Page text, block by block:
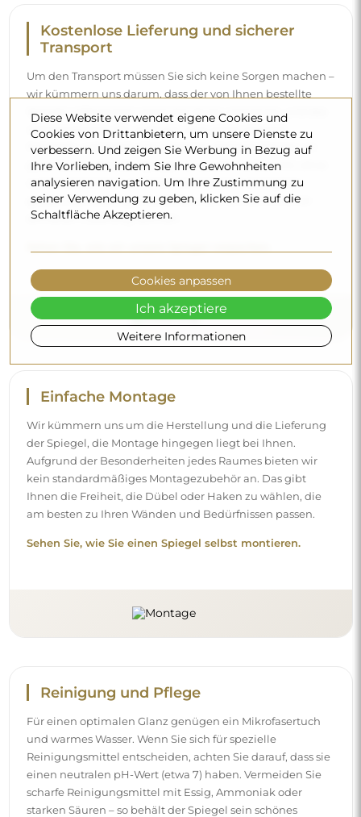
Kostenlose Lieferung und sicherer
Transport
Um den Transport müssen Sie sich keine Sorgen machen –
wir kümmern uns darum, dass der von Ihnen bestellte
Spiegel vollkommen sicher bei Ihnen ankommt, und das
völlig kostenlos. Wir verfügen über einen eigenen
Fuhrpark und geschultes Personal, deshalb können wir
garantieren, dass der Spiegel unversehrt ankommt, ohne
zusätzliche Kosten. Selbst wenn Sie einen Spiegel in
großen Abmessungen bestellen, können Sie mit einer
schnellen Lieferung rechnen.
Einfache Montage
Wir kümmern uns um die Herstellung und die Lieferung
der Spiegel, die Montage hingegen liegt bei Ihnen.
Aufgrund der Besonderheiten jedes Raumes bieten wir
kein standardmäßiges Montagezubehör an. Das gibt
Ihnen die Freiheit, die Dübel oder Haken zu wählen, die
am besten zu Ihren Wänden und Bedürfnissen passen.
Sehen Sie, wie Sie einen Spiegel selbst montieren.
Reinigung und Pflege
Für einen optimalen Glanz genügen ein Mikrofasertuch
und warmes Wasser. Wenn Sie sich für spezielle
Reinigungsmittel entscheiden, achten Sie darauf, dass sie
einen neutralen pH-Wert (etwa 7) haben. Vermeiden Sie
scharfe Reinigungsmittel mit Essig, Ammoniak oder
starken Säuren – so behält der Spiegel sein schönes
Diese Website verwendet eigene Cookies und
Cookies von Drittanbietern, um unsere Dienste zu
verbessern. Und zeigen Sie Werbung in Bezug auf
Ihre Vorlieben, indem Sie Ihre Gewohnheiten
analysieren navigation. Um Ihre Zustimmung zu
seiner Verwendung zu geben, klicken Sie auf die
Schaltfläche Akzeptieren.
Weitere Informationen
Cookies anpassen
Ich akzeptiere